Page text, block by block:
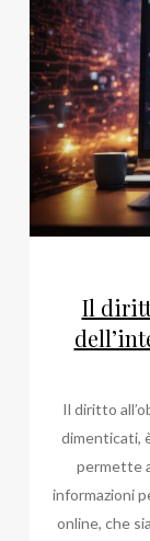
Il
Il diritto
dimenticati,
permette
informazioni
online, che